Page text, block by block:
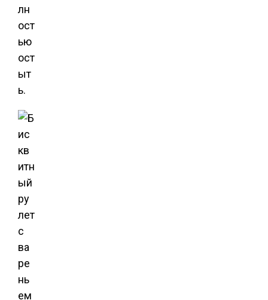
лн
ост
ью
ост
ыт
ь.